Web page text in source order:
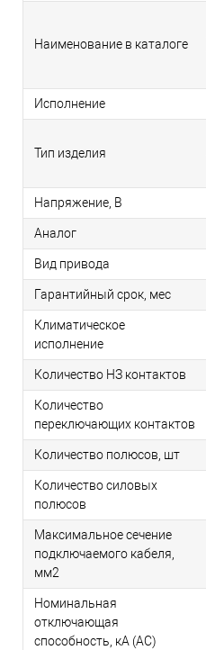
Наименование в каталоге
Исполнение
Тип изделия
Напряжение, В
Аналог
Вид привода
Гарантийный срок, мес
Климатическое
исполнение
Количество НЗ контактов
Количество
переключающих контактов
Количество полюсов, шт
Количество силовых
полюсов
Максимальное сечение
подключаемого кабеля,
мм2
Номинальная
отключающая
способность, кA (AC)